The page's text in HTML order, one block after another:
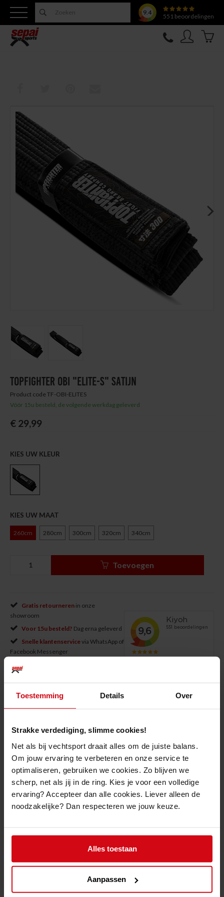
Toestemming Details Over
Strakke verdediging, slimme cookies!
Net als bij vechtsport draait alles om de juiste balans.
Om jouw ervaring te verbeteren en onze service te
optimaliseren, gebruiken we cookies. Zo blijven we
scherp, net als jij in de ring. Kies je voor een volledige
ervaring? Accepteer dan alle cookies. Liever alleen de
noodzakelijke? Dan respecteren we jouw keuze.
Alles toestaan
Aanpassen
9.4
551 beoordelingen
Kleding
Uitrusting
Verzorging
TOPFIGHTER OBI "ELITE-S" SATIJN
Product code TF-OBI-ELITES
Vóór 15u besteld, de volgende werkdag geleverd
€ 29,99
KIES UW KLEUR
KIES UW MAAT
260cm 280cm 300cm 320cm 340cm
Toevoegen
Gratis retourneren in onze
showroom
Voor 15u besteld? Dag erna geleverd
Snelle klantenservicevia WhatsApp of
Facebook Messenger
Gratis bezorgd
Productomschrijving
breed en voorzien van 10-dubbel stikwerk. De combinatie van deze
versterking is van je uitstraling op de tatami.
Geenflashydesign of uitsprekende kenmerken. Gewoon een heel strak
en traditioneel ontwerp!
100% Satijn/Polyester
4.5cm breedte
5.5mm dikte